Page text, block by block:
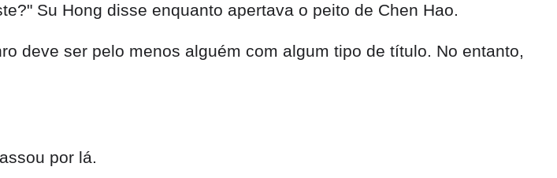
Su Hong disse enquanto apertava o peito de Chen Hao.
deve ser pelo menos alguém com algum tipo de título. No entanto,
por lá.